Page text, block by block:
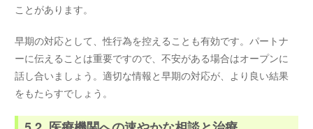
ことがあります。
早期の対応として、性行為を控えることも有効です。パートナ
ーに伝えることは重要ですので、不安がある場合はオープンに
話し合いましょう。適切な情報と早期の対応が、より良い結果
をもたらすでしょう。